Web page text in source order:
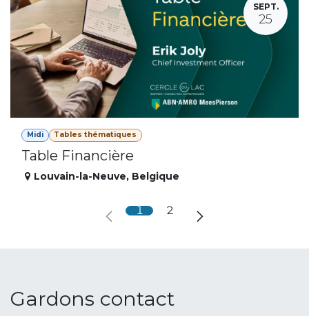
SEPT.
25
Midi Tables thématiques
Table Financière
Louvain-la-Neuve, Belgique
1 2
Gardons contact